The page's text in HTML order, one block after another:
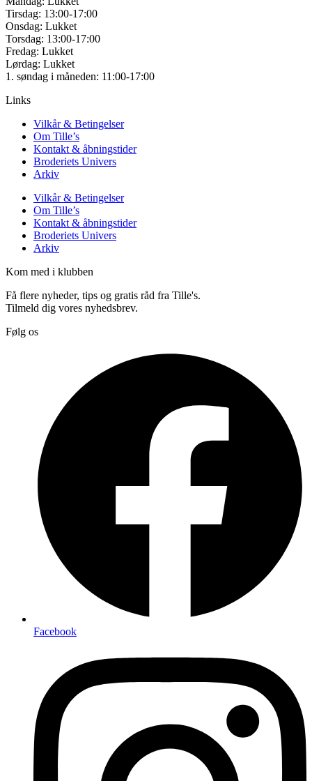
Tirsdag: 13:00-17:00
Onsdag: Lukket
Torsdag: 13:00-17:00
Fredag: Lukket
Lørdag: Lukket
1. søndag i måneden: 11:00-17:00
Links
Vilkår & Betingelser
Om Tille’s
Kontakt & åbningstider
Broderiets Univers
Arkiv
Vilkår & Betingelser
Om Tille’s
Kontakt & åbningstider
Broderiets Univers
Arkiv
Kom med i klubben
Få flere nyheder, tips og gratis råd fra Tille's.
Tilmeld dig vores nyhedsbrev.
Følg os
Facebook